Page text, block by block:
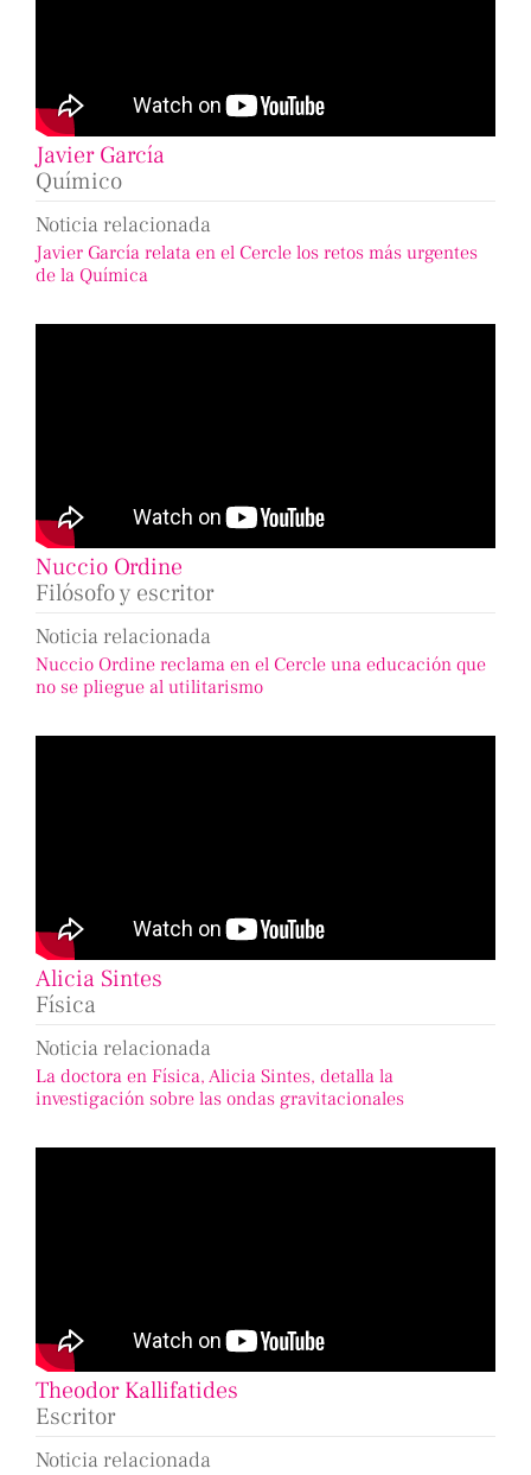
Javier García
Químico
Noticia relacionada
Javier García relata en el Cercle los retos más urgentes
de la Química
Nuccio Ordine
Filósofo y escritor
Noticia relacionada
Nuccio Ordine reclama en el Cercle una educación que
no se pliegue al utilitarismo
Alicia Sintes
Física
Noticia relacionada
La doctora en Física, Alicia Sintes, detalla la
investigación sobre las ondas gravitacionales
Theodor Kallifatides
Escritor
Noticia relacionada